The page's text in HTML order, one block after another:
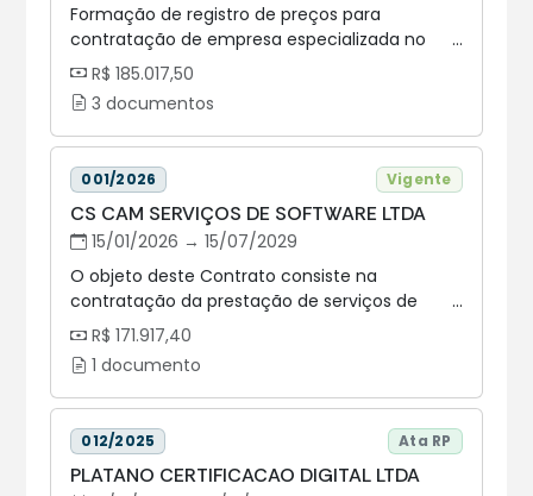
Formação de registro de preços para
contratação de empresa especializada no
fornecimento de coffee break, coquetel, kit
lanche e refeições prontas tipo “marmitex”,
conforme demanda, para atender as
necessidades da Assembleia Legislativa do
Estado do Paraná - ALEP. LOTE 2 - Coquetel
R$ 185.017,50
3 documentos
001/2026 Vigente
CS CAM SERVIÇOS DE SOFTWARE LTDA
15/01/2026 → 15/07/2029
O objeto deste Contrato consiste na
contratação da prestação de serviços de
subscrição (assinatura) das licenças de
softwares para elaboração de projetos com
metodologia Building Information Modeling
(BIM) para atender as necessidades da
Assembleia Legislativa do Estado do Paraná,
conforme condições e especificações
técnicas constantes do Termo de Referência
R$ 171.917,40
1 documento
012/2025 Ata RP
PLATANO CERTIFICACAO DIGITAL LTDA